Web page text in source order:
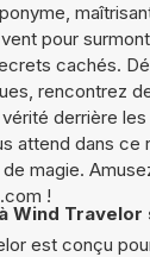
pour
cachés.
rencontrez
derrière
attend dans ce
magie.
!
Wind Travelor
est conçu